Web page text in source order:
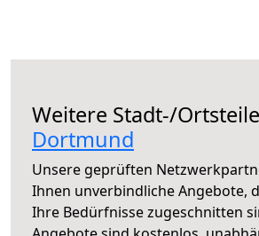
Weitere Stadt-/
Dortmund
Unsere geprüften
Ihnen unverbindliche Angebote,
Ihre Bedürfnisse zugeschnitten